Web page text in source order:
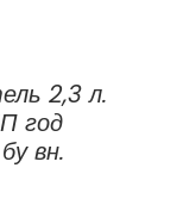
2,3 л.
год
вн.